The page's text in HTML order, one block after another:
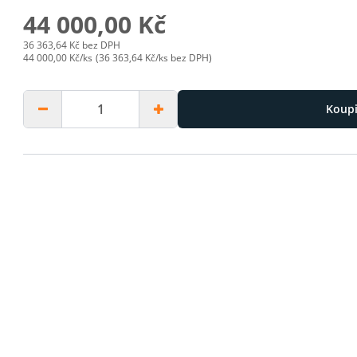
44 000,00 Kč
36 363,64 Kč bez DPH
44 000,00 Kč/ks (36 363,64 Kč/ks bez DPH)